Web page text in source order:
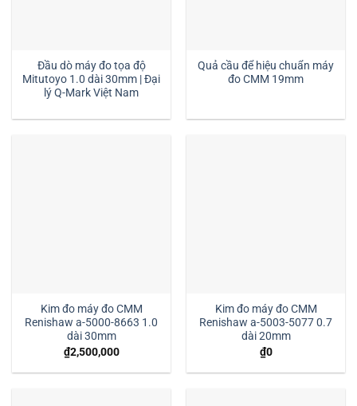
Đầu dò máy đo tọa độ
Mitutoyo 1.0 dài 30mm | Đại
lý Q-Mark Việt Nam
Quả cầu để hiệu chuẩn máy
đo CMM 19mm
Kim đo máy đo CMM
Renishaw a-5000-8663 1.0
dài 30mm
₫2,500,000
Kim đo máy đo CMM
Renishaw a-5003-5077 0.7
dài 20mm
₫0